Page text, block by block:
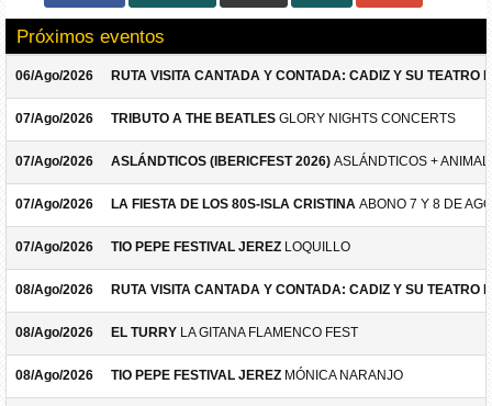
Próximos eventos
06/Ago/2026 RUTA VISITA CANTADA Y CONTADA: CADIZ Y SU TEATRO
07/Ago/2026 TRIBUTO A THE BEATLES GLORY NIGHTS CONCERTS
07/Ago/2026 ASLÁNDTICOS (IBERICFEST 2026) ASLÁNDTICOS +
07/Ago/2026 LA FIESTA DE LOS 80S-ISLA CRISTINA ABONO 7 Y 8 DE
07/Ago/2026 TIO PEPE FESTIVAL JEREZ LOQUILLO
08/Ago/2026 RUTA VISITA CANTADA Y CONTADA: CADIZ Y SU TEATRO
08/Ago/2026 EL TURRY LA GITANA FLAMENCO FEST
08/Ago/2026 TIO PEPE FESTIVAL JEREZ MÓNICA NARANJO